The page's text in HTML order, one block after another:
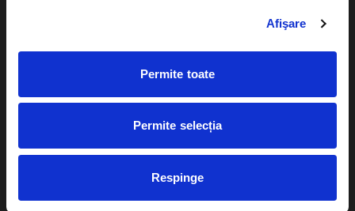
Afişare
Permite toate
Permite selecția
Respinge
Cum comand bilete?
eBilet printat acasa
festivaluri
Pentru copii
Diverse